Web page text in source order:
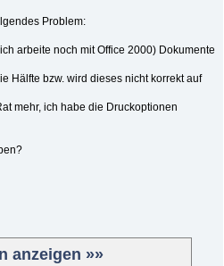
Problem:
arbeite noch mit Office 2000) Dokumente
Hälfte bzw. wird dieses nicht korrekt auf
mehr, ich habe die Druckoptionen
anzeigen »»